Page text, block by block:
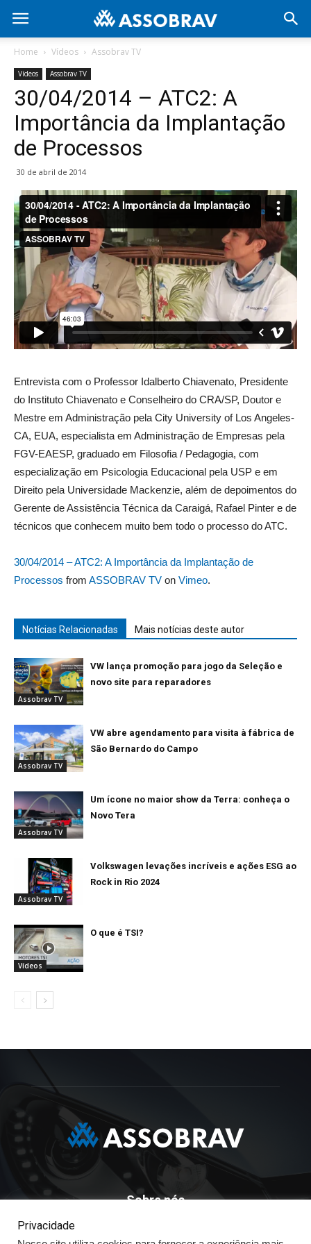
Home Vídeos Assobrav TV
Vídeos Assobrav TV
30/04/2014 – ATC2: A
Importância da Implantação
de Processos
30 de abril de 2014
Entrevista com o Professor Idalberto Chiavenato, Presidente
do Instituto Chiavenato e Conselheiro do CRA/SP, Doutor e
Mestre em Administração pela City University of Los Angeles-
CA, EUA, especialista em Administração de Empresas pela
FGV-EAESP, graduado em Filosofia / Pedagogia, com
especialização em Psicologia Educacional pela USP e em
Direito pela Universidade Mackenzie, além de depoimentos do
Gerente de Assistência Técnica da Caraigá, Rafael Pinter e de
técnicos que conhecem muito bem todo o processo do ATC.
30/04/2014 – ATC2: A Importância da Implantação de
Processos from ASSOBRAV TV on Vimeo.
Notícias Relacionadas Mais notícias deste autor
Assobrav TV
VW lança promoção para jogo da Seleção e
novo site para reparadores
Assobrav TV
VW abre agendamento para visita à fábrica de
São Bernardo do Campo
Assobrav TV
Um ícone no maior show da Terra: conheça o
Novo Tera
Assobrav TV
Volkswagen levações incríveis e ações ESG ao
Rock in Rio 2024
Vídeos
O que é TSI?
Sobre nós
ASSOBRAV - Associação Brasileira Dos Distribuidores
Privacidade